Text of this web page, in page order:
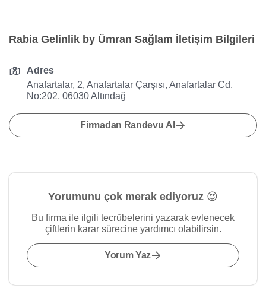
Rabia Gelinlik by Ümran Sağlam İletişim Bilgileri
Adres
Anafartalar, 2, Anafartalar Çarşısı, Anafartalar Cd.
No:202, 06030 Altındağ
Firmadan Randevu Al
Yorumunu çok merak ediyoruz 😍
Bu firma ile ilgili tecrübelerini yazarak evlenecek
çiftlerin karar sürecine yardımcı olabilirsin.
Yorum Yaz